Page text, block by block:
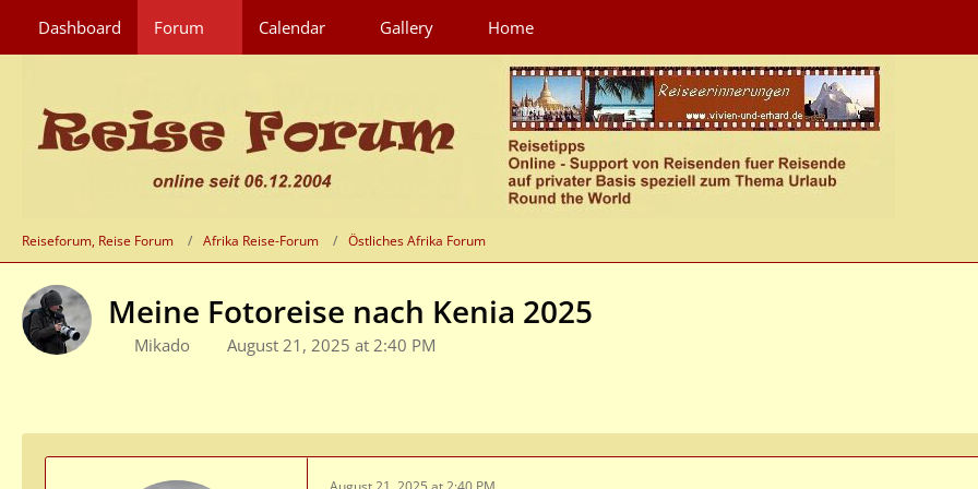
Dashboard Forum Calendar Gallery Home
Reiseforum, Reise Forum Afrika Reise-Forum Östliches Afrika Forum
Meine Fotoreise nach Kenia 2025
Mikado August 21, 2025 at 2:40 PM